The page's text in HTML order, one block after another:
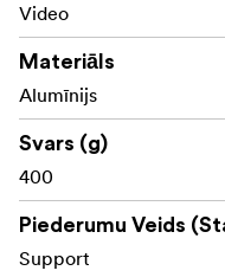
Video
Materiāls
Alumīnijs
Svars (g)
400
Piederumu Veids
Support